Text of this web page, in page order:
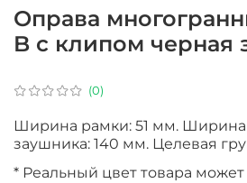
(0)
Оправа
B с клипом черная
Ширина рамки: 51 мм. Ширина
заушника: 140 мм. Целевая
* Реальный цвет товара